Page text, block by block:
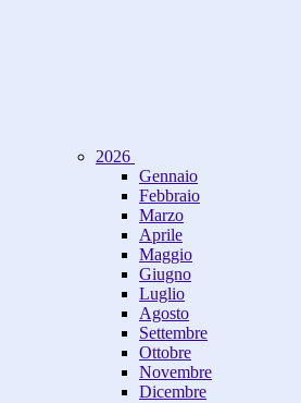
2026
Gennaio
Febbraio
Marzo
Aprile
Maggio
Giugno
Luglio
Agosto
Settembre
Ottobre
Novembre
Dicembre